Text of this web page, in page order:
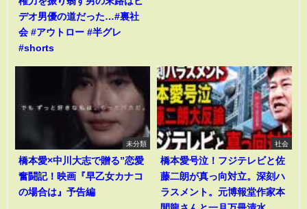
デオ男優の道だった…#裏社
会 #アウトロー #半グレ
#shorts
未分類
橋本愛×中川大志で贈る”恋愛
奮闘記！映画『早乙女カナコ
の場合は』予告編
社会
橋本愛号泣！フジテレビと佐
藤二朗が真っ向対立。深刻ハ
ラスメント。元博報堂作家本